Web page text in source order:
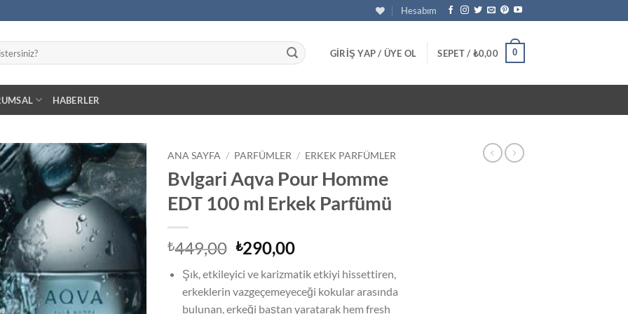
Hesabım
GIRIŞ YAP / ÜYE OL SEPET / ₺0,00 0
HABERLER
İstek
Listeme
ANA SAYFA / PARFÜMLER / ERKEK PARFÜMLER
Bvlgari Aqva Pour Homme
EDT 100 ml Erkek Parfümü
₺449,00 Orijinal
fiyat:
₺449,00.
₺290,00Şu
fiyat:
₺290,00.
Şık, etkileyici ve karizmatik etkiyi hissettiren,
erkeklerin vazgeçemeyeceği kokular arasında
bulunan, erkeği baştan yaratarak hem fresh